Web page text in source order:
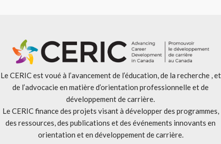
Le CERIC est voué à l’avancement de l’éducation, de la recherche , et
de l’advocacie en matière d’orientation professionnelle et de
développement de carrière.
Le CERIC finance des projets visant à développer des programmes,
des ressources, des publications et des événements innovants en
orientation et en développement de carrière.